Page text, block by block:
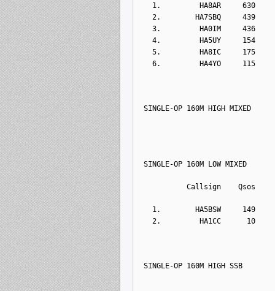
1.         HA8AR     630
2.        HA7SBQ     439
3.         HA0IM     436
4.         HA5UY     154
5.         HA8IC     175
6.         HA4YO     115
SINGLE-OP 160M HIGH MIXED
SINGLE-OP 160M LOW MIXED
Callsign    Qsos
1.        HA5BSW     149
2.         HA1CC      10
SINGLE-OP 160M HIGH SSB